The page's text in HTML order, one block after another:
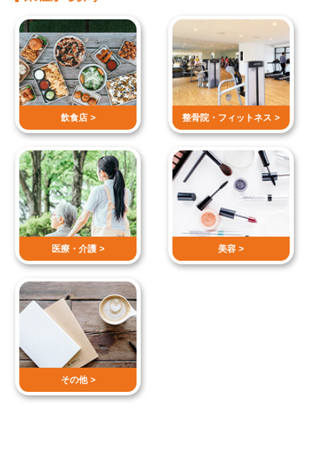
飲食店 > 整骨院・ フィットネス >
医療・介護 > 美容 >
その他 >